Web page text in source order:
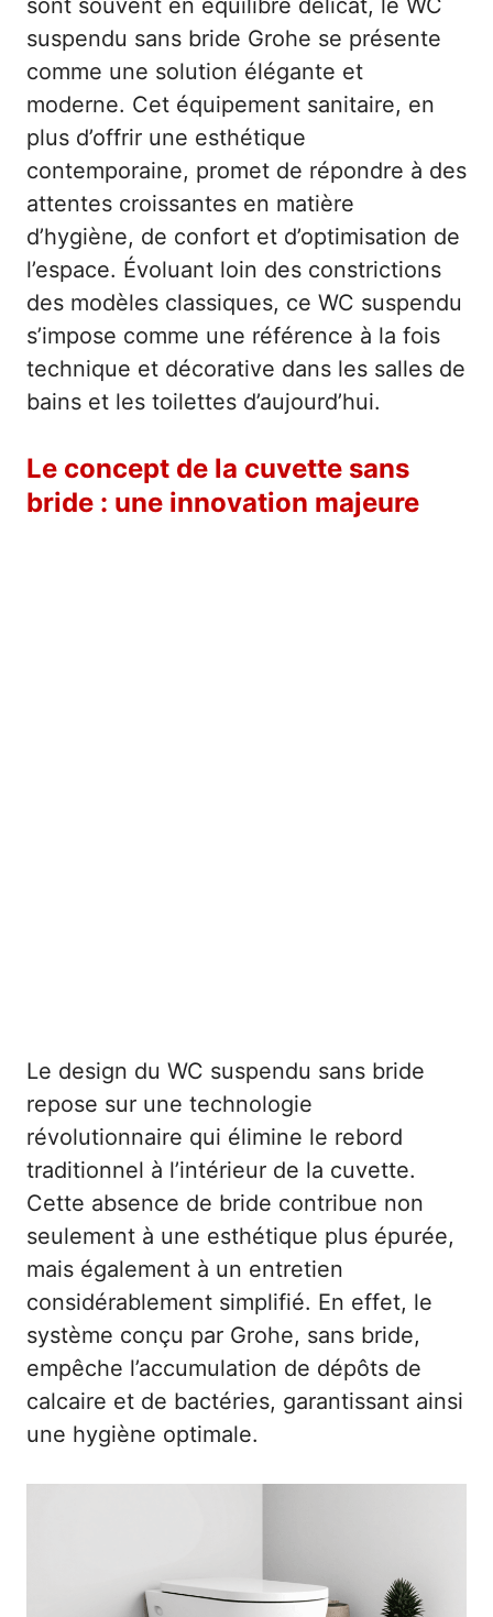
suspendu sans bride Grohe se présente
comme une solution élégante et
moderne. Cet équipement sanitaire, en
plus d’offrir une esthétique
contemporaine, promet de répondre à des
attentes croissantes en matière
d’hygiène, de confort et d’optimisation de
l’espace. Évoluant loin des constrictions
des modèles classiques, ce WC suspendu
s’impose comme une référence à la fois
technique et décorative dans les salles de
bains et les toilettes d’aujourd’hui.
Le concept de la cuvette sans
bride : une innovation majeure
Le design du WC suspendu sans bride
repose sur une technologie
révolutionnaire qui élimine le rebord
traditionnel à l’intérieur de la cuvette.
Cette absence de bride contribue non
seulement à une esthétique plus épurée,
mais également à un entretien
considérablement simplifié. En effet, le
système conçu par Grohe, sans bride,
empêche l’accumulation de dépôts de
calcaire et de bactéries, garantissant ainsi
une hygiène optimale.